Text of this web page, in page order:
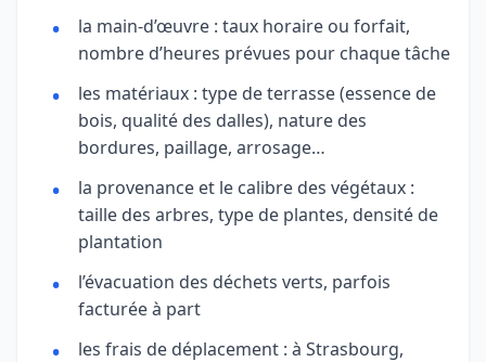
la main-d’œuvre : taux horaire ou forfait,
nombre d’heures prévues pour chaque tâche
les matériaux : type de terrasse (essence de
bois, qualité des dalles), nature des
bordures, paillage, arrosage…
la provenance et le calibre des végétaux :
taille des arbres, type de plantes, densité de
plantation
l’évacuation des déchets verts, parfois
facturée à part
les frais de déplacement : à Strasbourg,